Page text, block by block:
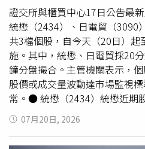
證交所與櫃買中心17日公告最
統懋（2434）、日電貿（3090
共3檔個股，自今天（20日）
施。其中，統懋、日電貿採20
鐘分盤撮合。主管機關表示，
股價或成交量波動達市場監視
常。● 統懋（2434）統懋近期
累積收盤價漲幅達39.83％，符
標準，因此自20日起採20分鐘
價成交一次，以降低短線追價
07月20日, 2026